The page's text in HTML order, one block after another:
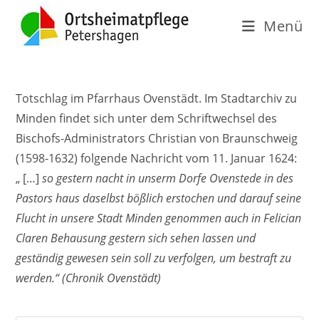
Menü
Totschlag im Pfarrhaus Ovenstädt. Im Stadtarchiv zu
Minden findet sich unter dem Schriftwechsel des
Bischofs-Administrators Christian von Braunschweig
(1598-1632) folgende Nachricht vom 11. Januar 1624:
„ […]so gestern nacht in unserm Dorfe Ovenstede in des
Pastors haus daselbst bößlich erstochen und darauf seine
Flucht in unsere Stadt Minden genommen auch in Felician
Claren Behausung gestern sich sehen lassen und
geständig gewesen sein soll zu verfolgen, um bestraft zu
werden.“ (Chronik Ovenstädt)